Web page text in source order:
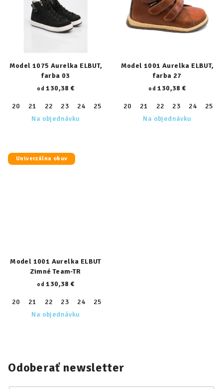
Model 1075 Aurelka ELBUT,
farba 03
od 130,38 €
20 21 22 23 24 25 27 28 29 30 31
32
Na objednávku
Model 1001 Aurelka ELBUT,
farba 27
od 130,38 €
20 21 22 23 24 25
Na objednávku
Univerzálna obuv
Model 1001 Aurelka ELBUT
Zimné Team-TR
od 130,38 €
20 21 22 23 24 25
Na objednávku
Odoberať newsletter